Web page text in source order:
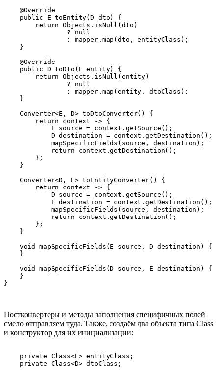
    @Override
    public E toEntity(D dto) {
        return Objects.isNull(dto)
                ? null
                : mapper.map(dto, entityClass);
    }
    @Override
    public D toDto(E entity) {
        return Objects.isNull(entity)
                ? null
                : mapper.map(entity, dtoClass);
    }
    Converter<E, D> toDtoConverter() {
        return context -> {
            E source = context.getSource();
            D destination = context.getDestination();
            mapSpecificFields(source, destination);
            return context.getDestination();
        };
    }
    Converter<D, E> toEntityConverter() {
        return context -> {
            D source = context.getSource();
            E destination = context.getDestination();
            mapSpecificFields(source, destination);
            return context.getDestination();
        };
    }
    void mapSpecificFields(E source, D destination) {
    }
    void mapSpecificFields(D source, E destination) {
    }
}
Постконвертеры и методы заполнения специфичных полей
смело отправляем туда. Также, создаём два объекта типа Class
и конструктор для их инициализации:
    private Class<E> entityClass;
    private Class<D> dtoClass;